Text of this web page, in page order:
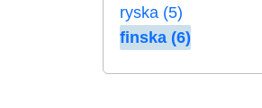
ryska (5)
finska (6)